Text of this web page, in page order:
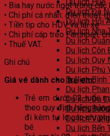
Du lịch Đà
Du lịch Hội
Du lịch Nha
Du lịch
Du lịch Côn
Du lịch Quy
Du lịch Phú
Du lịch Bình
Du lịch
Du lịch Đà
Du lịch
Du lịch
Du lịch Bến
• Bia hay nước ngọt trong các
• Chi phí cá nhân: điện thoại,
• Tiền tip cho HDV và lái xe
• Chi phí cáp treo Fansipan,
• Thuế VAT.
Ghi chú
Giá vé dành cho trẻ em:
Trẻ em dưới 02 tuổi:
theo quy định hãng
đi kèm tự lo các chi phí
bé.